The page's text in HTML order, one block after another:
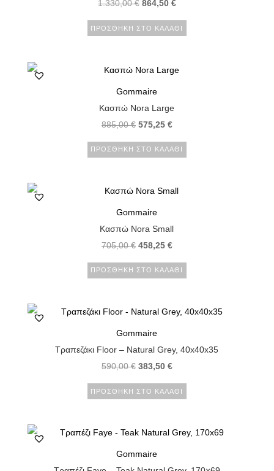
1.330,00€ 864,50 €
ΠΡΟΣΘΉΚΗ ΣΤΟ ΚΑΛΆΘΙ
Gommaire
Κασπώ Nora Large
885,00€ 575,25 €
ΠΡΟΣΘΉΚΗ ΣΤΟ ΚΑΛΆΘΙ
Gommaire
Κασπώ Nora Small
705,00€ 458,25 €
ΠΡΟΣΘΉΚΗ ΣΤΟ ΚΑΛΆΘΙ
Gommaire
Τραπεζάκι Floor – Natural Grey, 40x40x35
590,00€ 383,50 €
ΠΡΟΣΘΉΚΗ ΣΤΟ ΚΑΛΆΘΙ
Gommaire